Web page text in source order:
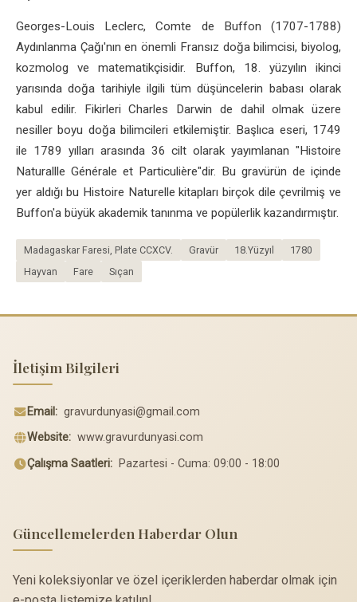
Georges-Louis Leclerc, Comte de Buffon (1707-1788)
Aydınlanma Çağı'nın en önemli Fransız doğa bilimcisi, biyolog,
kozmolog ve matematikçisidir. Buffon, 18. yüzyılın ikinci
yarısında doğa tarihiyle ilgili tüm düşüncelerin babası olarak
kabul edilir. Fikirleri Charles Darwin de dahil olmak üzere
nesiller boyu doğa bilimcileri etkilemiştir. Başlıca eseri, 1749
ile 1789 yılları arasında 36 cilt olarak yayımlanan "Histoire
Naturallle Générale et Particulière"dir. Bu gravürün de içinde
yer aldığı bu Histoire Naturelle kitapları birçok dile çevrilmiş ve
Buffon'a büyük akademik tanınma ve popülerlik kazandırmıştır.
Madagaskar Faresi, Plate CCXCV. Gravür 18.Yüzyıl
1780
Hayvan
Fare Sıçan
İletişim Bilgileri
Email: gravurdunyasi@gmail.com
Website: www.gravurdunyasi.com
Çalışma Saatleri: Pazartesi - Cuma: 09:00 - 18:00
Güncellemelerden Haberdar Olun
Yeni koleksiyonlar ve özel içeriklerden haberdar olmak için